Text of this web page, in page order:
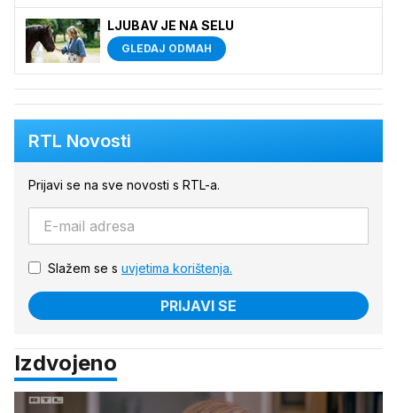
LJUBAV JE NA SELU
GLEDAJ ODMAH
RTL Novosti
Prijavi se na sve novosti s RTL-a.
Slažem se s uvjetima korištenja.
PRIJAVI SE
Izdvojeno